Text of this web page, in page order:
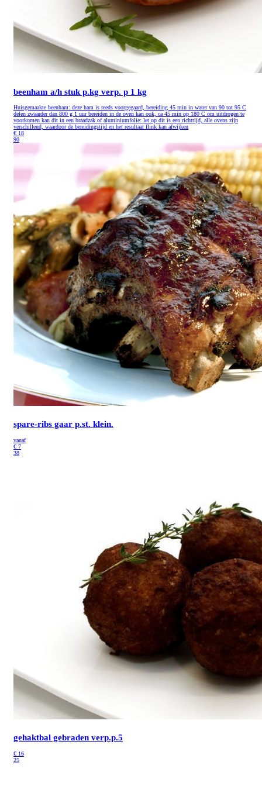
beenham a/h stuk p.kg verp. p 1 kg
Huisgemaakte beenham: deze ham is reeds voorgegaard, bereiding 45 min in water van 90 tot 95 C
delen zwaarder dan 800 g 1 uur bereiden in de oven kan ook, ca 45 min op 180 C om uitdrogen te
voorkomen kan dit in een braadzak of aluminiumfolie: let op dit is een richttijd, alle ovens zijn
verschillend, waardoor de bereidingstijd en het resultaat flink kan afwijken
€ 18
90
spare-ribs gaar p.st. klein.
vanaf
€ 7
38
gehaktbal gebraden verp.p.5
€ 16
25